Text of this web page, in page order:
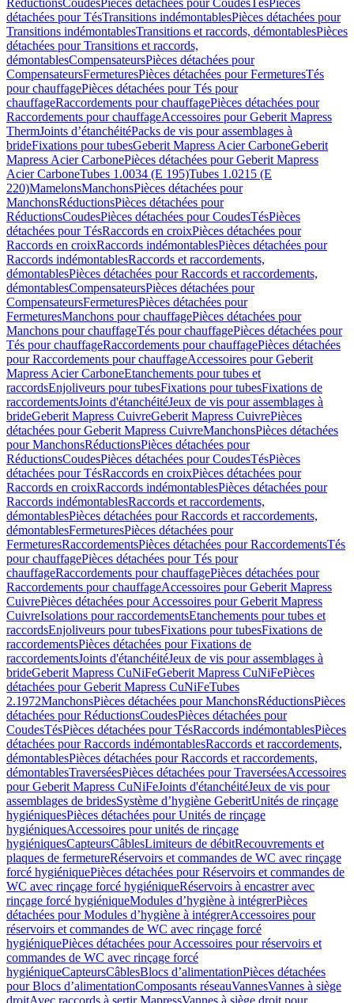
RéductionsCoudesPièces détachées pour CoudesTésPièces
détachées pour TésTransitions indémontablesPièces détachées pour
Transitions indémontablesTransitions et raccords, démontablesPièces
détachées pour Transitions et raccords,
démontablesCompensateursPièces détachées pour
CompensateursFermeturesPièces détachées pour FermeturesTés
pour chauffagePièces détachées pour Tés pour
chauffageRaccordements pour chauffagePièces détachées pour
Raccordements pour chauffageAccessoires pour Geberit Mapress
ThermJoints d’étanchéitéPacks de vis pour assemblages à
brideFixations pour tubesGeberit Mapress Acier CarboneGeberit
Mapress Acier CarbonePièces détachées pour Geberit Mapress
Acier CarboneTubes 1.0034 (E 195)Tubes 1.0215 (E
220)MamelonsManchonsPièces détachées pour
ManchonsRéductionsPièces détachées pour
RéductionsCoudesPièces détachées pour CoudesTésPièces
détachées pour TésRaccords en croixPièces détachées pour
Raccords en croixRaccords indémontablesPièces détachées pour
Raccords indémontablesRaccords et raccordements,
démontablesPièces détachées pour Raccords et raccordements,
démontablesCompensateursPièces détachées pour
CompensateursFermeturesPièces détachées pour
FermeturesManchons pour chauffagePièces détachées pour
Manchons pour chauffageTés pour chauffagePièces détachées pour
Tés pour chauffageRaccordements pour chauffagePièces détachées
pour Raccordements pour chauffageAccessoires pour Geberit
Mapress Acier CarboneEtanchements pour tubes et
raccordsEnjoliveurs pour tubesFixations pour tubesFixations de
raccordementsJoints d'étanchéitéJeux de vis pour assemblages à
brideGeberit Mapress CuivreGeberit Mapress CuivrePièces
détachées pour Geberit Mapress CuivreManchonsPièces détachées
pour ManchonsRéductionsPièces détachées pour
RéductionsCoudesPièces détachées pour CoudesTésPièces
détachées pour TésRaccords en croixPièces détachées pour
Raccords en croixRaccords indémontablesPièces détachées pour
Raccords indémontablesRaccords et raccordements,
démontablesPièces détachées pour Raccords et raccordements,
démontablesFermeturesPièces détachées pour
FermeturesRaccordementsPièces détachées pour RaccordementsTés
pour chauffagePièces détachées pour Tés pour
chauffageRaccordements pour chauffagePièces détachées pour
Raccordements pour chauffageAccessoires pour Geberit Mapress
CuivrePièces détachées pour Accessoires pour Geberit Mapress
CuivreIsolations pour raccordementsEtanchements pour tubes et
raccordsEnjoliveurs pour tubesFixations pour tubesFixations de
raccordementsPièces détachées pour Fixations de
raccordementsJoints d'étanchéitéJeux de vis pour assemblages à
brideGeberit Mapress CuNiFeGeberit Mapress CuNiFePièces
détachées pour Geberit Mapress CuNiFeTubes
2.1972ManchonsPièces détachées pour ManchonsRéductionsPièces
détachées pour RéductionsCoudesPièces détachées pour
CoudesTésPièces détachées pour TésRaccords indémontablesPièces
détachées pour Raccords indémontablesRaccords et raccordements,
démontablesPièces détachées pour Raccords et raccordements,
démontablesTraverséesPièces détachées pour TraverséesAccessoires
pour Geberit Mapress CuNiFeJoints d'étanchéitéJeux de vis pour
assemblages de bridesSystème d’hygiène GeberitUnités de rinçage
hygiéniquesPièces détachées pour Unités de rinçage
hygiéniquesAccessoires pour unités de rinçage
hygiéniquesCapteursCâblesLimiteurs de débitRecouvrements et
plaques de fermetureRéservoirs et commandes de WC avec rinçage
forcé hygiéniquePièces détachées pour Réservoirs et commandes de
WC avec rinçage forcé hygiéniqueRéservoirs à encastrer avec
rinçage forcé hygiéniqueModules d’hygiène à intégrerPièces
détachées pour Modules d’hygiène à intégrerAccessoires pour
réservoirs et commandes de WC avec rinçage forcé
hygiéniquePièces détachées pour Accessoires pour réservoirs et
commandes de WC avec rinçage forcé
hygiéniqueCapteursCâblesBlocs d’alimentationPièces détachées
pour Blocs d’alimentationComposants réseauVannesVannes à siège
droitAvec raccords à sertir MapressVannes à siège droit pour